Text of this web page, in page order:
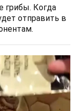
грибы. Когда
отправить в